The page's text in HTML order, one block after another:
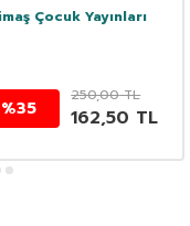
Çocuk Yayınları
%35
250,00TL
162,50 TL